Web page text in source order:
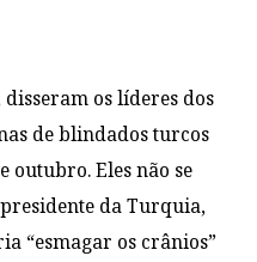
disseram os líderes dos
de blindados turcos
outubro. Eles não se
da Turquia,
“esmagar os crânios”